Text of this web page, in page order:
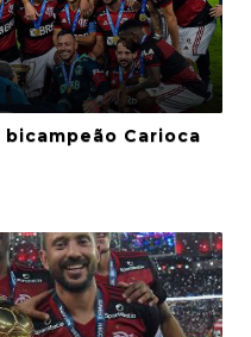
Carioca